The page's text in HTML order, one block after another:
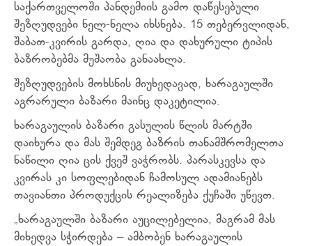
საქართველოში პანდემიის გამო დაწესებული
შეზღუდვები ნელ-ნელა იხსნება. 15 თებერვლიდან,
შაბათ-კვირის გარდა, ღია და დახურული ტიპის
ბაზრობებმა მუშაობა განაახლა.
შეზღუდვების მოხსნის მიუხედავად, ხარაგაულში
აგრარული ბაზარი მაინც დაკეტილია.
ხარაგაულის ბაზარი გასულის წლის მარტში
დაიხურა და მას შემდეგ ბაზრის თანამშრომელთა
ნაწილი ღია ცის ქვეშ ვაჭრობს. პარასკევსა და
კვირას კი სოფლებიდან ჩამოსულ ადამიანებს
თავიანთი პროდუქცის რეალიზება ქუჩაში უწევთ.
„ხარაგაულში ბაზარი აუცილებელია, მაგრამ მას
მიხედვა სჭირდება – ამბობენ ხარაგაულის